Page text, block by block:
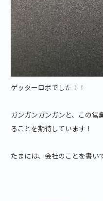
ゲッターロボでした！！
ガンガンガンガンと、この営
ることを期待しています！
たまには、会社のことを書い